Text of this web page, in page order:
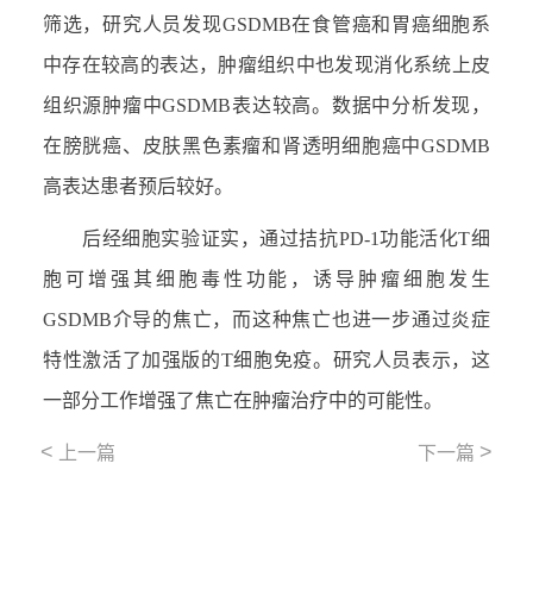
筛选，研究人员发现GSDMB在食管癌和胃癌细胞系
中存在较高的表达，肿瘤组织中也发现消化系统上皮
组织源肿瘤中GSDMB表达较高。数据中分析发现，
在膀胱癌、皮肤黑色素瘤和肾透明细胞癌中GSDMB
高表达患者预后较好。
后经细胞实验证实，通过拮抗PD-1功能活化T细
胞可增强其细胞毒性功能，诱导肿瘤细胞发生
GSDMB介导的焦亡，而这种焦亡也进一步通过炎症
特性激活了加强版的T细胞免疫。研究人员表示，这
一部分工作增强了焦亡在肿瘤治疗中的可能性。
< 上一篇 下一篇 >